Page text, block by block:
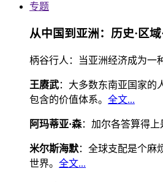
专题
从中国到亚洲：历史·区域
柄谷行人：当亚洲经济成为一
王赓武：大多数东南亚国家的
包含的价值体系。 全文...
阿玛蒂亚·森：加尔各答算得
米尔斯海默：全球支配是个麻
世界。 全文...